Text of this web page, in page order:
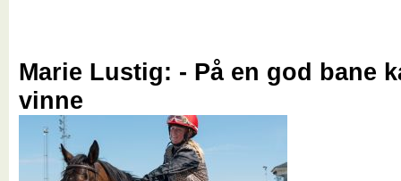
Marie Lustig: - På en god bane
vinne